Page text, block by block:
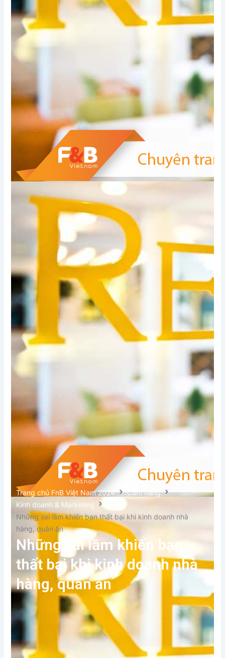
Trang chủ FnB Việt Nam 2024
Cẩm nang
Kinh doanh & Marketing
Những sai lầm khiến bạn thất bại khi kinh doanh nhà
hàng, quán ăn
Những sai lầm khiến bạn
thất bại khi kinh doanh nhà
hàng, quán ăn